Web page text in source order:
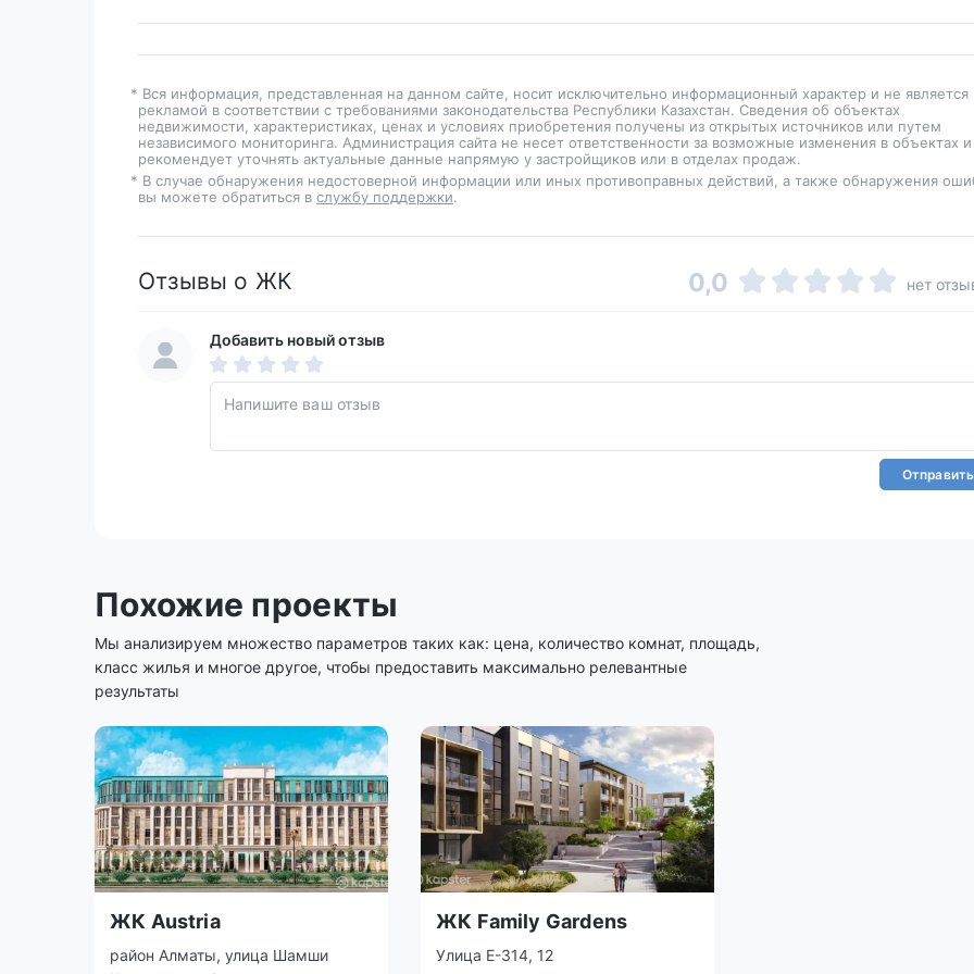
* Вся информация, представленная на данном сайте, носит исключительно информационный характер и не является
рекламой в соответствии с требованиями законодательства Республики Казахстан. Сведения об объектах
недвижимости, характеристиках, ценах и условиях приобретения получены из открытых источников или путем
независимого мониторинга. Администрация сайта не несет ответственности за возможные изменения в объектах и
рекомендует уточнять актуальные данные напрямую у застройщиков или в отделах продаж.
* В случае обнаружения недостоверной информации или иных противоправных действий, а также обнаружения
вы можете обратиться в службу поддержки.
Отзывы о ЖК 0,0 нет
Добавить новый отзыв
Отправить
Похожие проекты
Мы анализируем множество параметров таких как: цена, количество комнат, площадь,
класс жилья и многое другое, чтобы предоставить максимально релевантные
результаты
ЖК Austria
район Алматы, улица Шамши
ЖК Family Gardens
Улица Е-314, 12